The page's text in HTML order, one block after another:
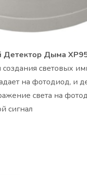
Дыма
создания световых
на фотодиод,
света на
сигнал